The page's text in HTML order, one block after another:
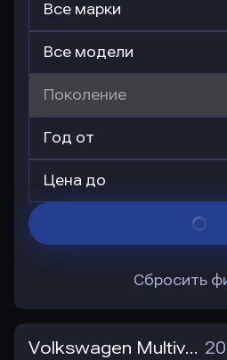
Все марки
Все модели
Поколение
Год от
Цена до
Сбросить
Volkswagen Multivan